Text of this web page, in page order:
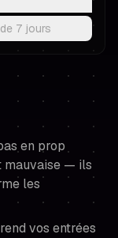
7 jours
en prop
mauvaise — ils
les
vos entrées